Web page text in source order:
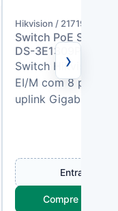
Hikvision / 21719
Switch PoE Smart
DS-3E1309P-EI/M
Switch Hikvision
EI/M com 8 portas
uplink Gigabit,
Entrar e
Compre pelo
›